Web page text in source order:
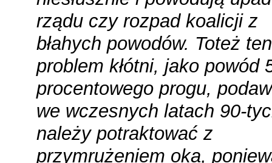
rządu czy rozpad koalicji z
błahych powodów. Toteż ten
problem kłótni, jako powód
procentowego progu,
we wczesnych latach 90-
należy potraktować z
przymrużeniem oka,